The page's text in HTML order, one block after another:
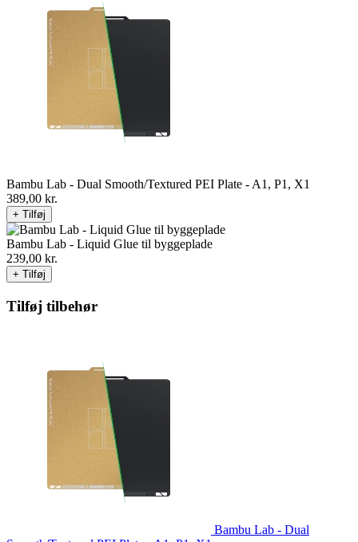
Bambu Lab - Dual Smooth/Textured PEI Plate - A1, P1, X1
389,00 kr.
+ Tilføj
Bambu Lab - Liquid Glue til byggeplade
239,00 kr.
+ Tilføj
Tilføj tilbehør
Bambu Lab - Dual